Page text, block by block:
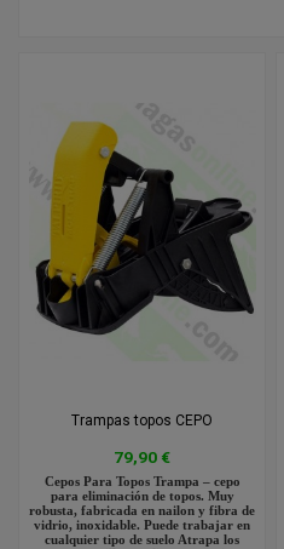
Trampas topos CEPO
79,90 €
Cepos Para Topos Trampa – cepo
para eliminación de topos. Muy
robusta, fabricada en nailon y fibra de
vidrio, inoxidable. Puede trabajar en
cualquier tipo de suelo Atrapa los